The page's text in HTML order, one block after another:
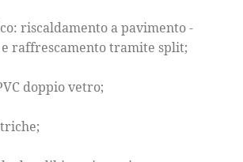
riscaldamento a pavimento -
raffrescamento tramite split;
doppio vetro;